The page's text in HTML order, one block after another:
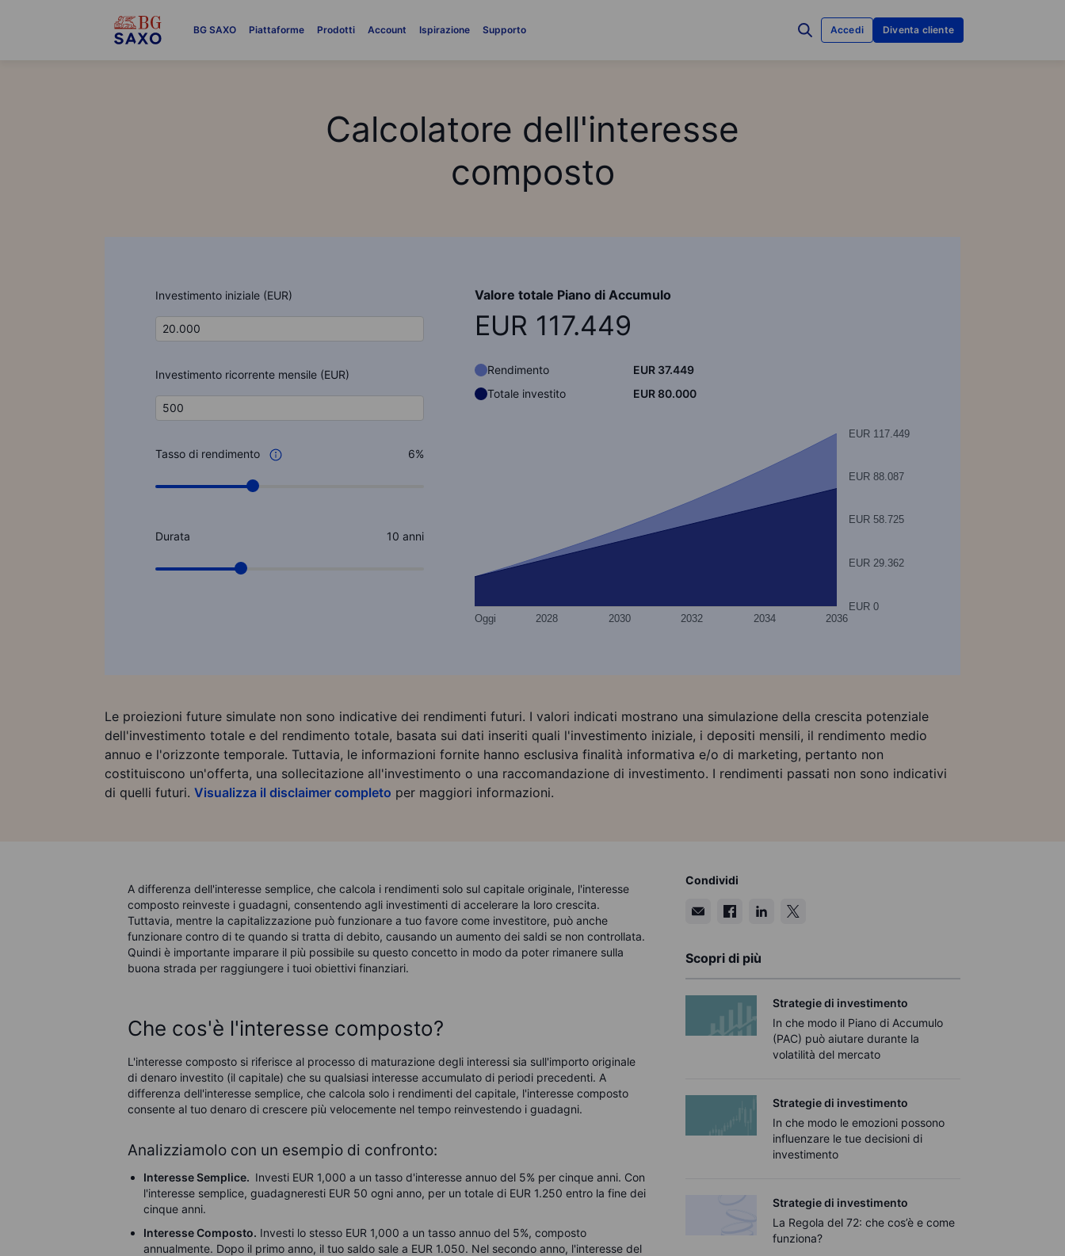
BG SAXO Piattaforme Prodotti Account Ispirazione Supporto Accedi Diventa cliente
Calcolatore dell'interesse
composto
Investimento iniziale (EUR)
Investimento ricorrente mensile (EUR)
Tasso di rendimento 6%
Durata 10 anni
Valore totale Piano di Accumulo
EUR 117.449
Rendimento
EUR 37.449
Totale investito
EUR 80.000
The chart has 1 Y axis displaying values. Data ranges from 20000 to 117449.
Oggi 2028 2030 2032 2034 2036
EUR 0
EUR 29.362
EUR 58.725
EUR 88.087
EUR 117.449
Le proiezioni future simulate non sono indicative dei rendimenti futuri. I valori indicati mostrano una simulazione della crescita potenziale
dell'investimento totale e del rendimento totale, basata sui dati inseriti quali l'investimento iniziale, i depositi mensili, il rendimento medio
annuo e l'orizzonte temporale. Tuttavia, le informazioni fornite hanno esclusiva finalità informativa e/o di marketing, pertanto non
costituiscono un'offerta, una sollecitazione all'investimento o una raccomandazione di investimento. I rendimenti passati non sono indicativi
di quelli futuri. Visualizza il disclaimer completo per maggiori informazioni.
A differenza dell'interesse semplice, che calcola i rendimenti solo sul capitale originale, l'interesse
composto reinveste i guadagni, consentendo agli investimenti di accelerare la loro crescita.
Tuttavia, mentre la capitalizzazione può funzionare a tuo favore come investitore, può anche
funzionare contro di te quando si tratta di debito, causando un aumento dei saldi se non controllata.
Quindi è importante imparare il più possibile su questo concetto in modo da poter rimanere sulla
buona strada per raggiungere i tuoi obiettivi finanziari.
Che cos'è l'interesse composto?
L'interesse composto si riferisce al processo di maturazione degli interessi sia sull'importo originale
di denaro investito (il capitale) che su qualsiasi interesse accumulato di periodi precedenti. A
differenza dell'interesse semplice, che calcola solo i rendimenti del capitale, l'interesse composto
consente al tuo denaro di crescere più velocemente nel tempo reinvestendo i guadagni.
Analizziamolo con un esempio di confronto:
Interesse Semplice. Investi EUR 1,000 a un tasso d'interesse annuo del 5% per cinque anni. Con
l'interesse semplice, guadagneresti EUR 50 ogni anno, per un totale di EUR 1.250 entro la fine dei
cinque anni.
Interesse Composto. Investi lo stesso EUR 1,000 a un tasso annuo del 5%, composto
annualmente. Dopo il primo anno, il tuo saldo sale a EUR 1.050. Nel secondo anno, l'interesse del
Condividi
Scopri di più
Strategie di investimento
In che modo il Piano di Accumulo
(PAC) può aiutare durante la
volatilità del mercato
Strategie di investimento
In che modo le emozioni possono
influenzare le tue decisioni di
investimento
Strategie di investimento
La Regola del 72: che cos’è e come
funziona?